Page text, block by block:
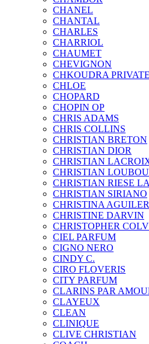
CHANEL
CHANTAL
CHARLES
CHARRIOL
CHAUMET
CHEVIGNON
CHKOUDRA
CHLOE
CHOPARD
CHOPIN OP
CHRIS ADAMS
CHRIS COLLINS
CHRISTIAN BRETON
CHRISTIAN DIOR
CHRISTIAN
CHRISTIAN
CHRISTIAN RIESE
CHRISTIAN SIRIANO
CHRISTINA
CHRISTINE DARVIN
CHRISTOPHER
CIEL PARFUM
CIGNO NERO
CINDY C.
CIRO FLOVERIS
CITY PARFUM
CLARINS PAR
CLAYEUX
CLEAN
CLINIQUE
CLIVE CHRISTIAN